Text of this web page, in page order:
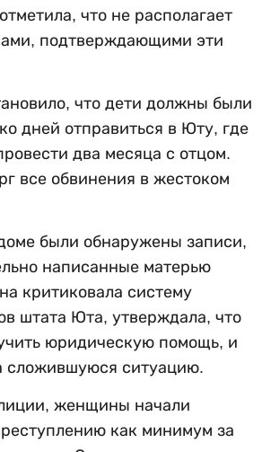
что не располагает
подтверждающими эти
что дети должны были
дней отправиться в Юту, где
два месяца с отцом.
все обвинения в жестоком
были обнаружены записи,
написанные матерью
критиковала систему
штата Юта, утверждала, что
юридическую помощь, и
сложившуюся ситуацию.
женщины начали
как минимум за